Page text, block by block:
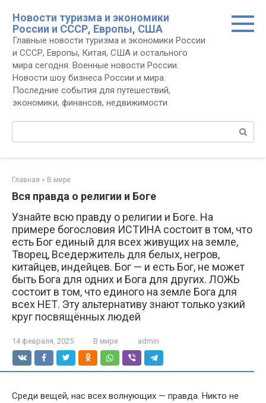
контенту
Новости туризма и экономики
России и СССР, Европы, США
Главные новости туризма и экономики России
и СССР, Европы, Китая, США и остального
мира сегодня. Военные новости России.
Новости шоу бизнеса России и мира.
Последние события для путешествий,
экономики, финансов, недвижимости
Поиск:
Главная » В мире
Вся правда о религии и Боге
Узнайте всю правду о религии и Боге. На
примере богословия ИСТИНА состоит в том, что
есть Бог единый для всех живущих на земле,
Творец, Вседержитель для белых, негров,
китайцев, индейцев. Бог — и есть Бог, не может
быть Бога для одних и Бога для других. ЛОЖЬ
состоит в том, что единого на земле Бога для
всех НЕТ. Эту альтернативу знают только узкий
круг посвящённых людей
14 февраля, 2025 В мире admin
Среди вещей, нас всех волнующих — правда. Никто не